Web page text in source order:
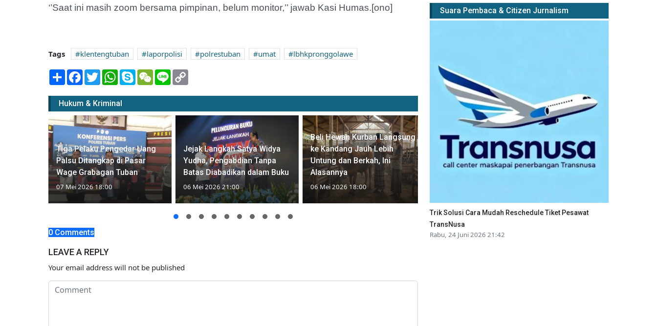
‘’Saat ini masih zoom bersama pimpinan, belum monitor,’’ jawab Kasi Humas.[ono]
Tags klentengtuban laporpolisi polrestuban umat
lbhkpronggolawe
Share Facebook
TwitterWhatsApp
SkypeWeChatLine
Hukum & Kriminal
Tiga Pelaku Pengedar Uang
Palsu Ditangkap di Pasar
Wage Grabagan Tuban
07 Mei 2026 18:00
Jejak Langkah Satya Widya
Yudha, Pengabdian Tanpa
Batas Diabadikan dalam Buku
06 Mei 2026 21:00
Beli Hewan Kurban Langsung
ke Kandang Jauh Lebih
Untung dan Berkah, Ini
Alasannya
06 Mei 2026 18:00
0 Comments
LEAVE A REPLY
Your email address will not be published
Suara Pembaca & Citizen Jurnalism
Trik Solusi Cara Mudah Reschedule Tiket Pesawat
TransNusa
Rabu, 24 Juni 2026 21:42